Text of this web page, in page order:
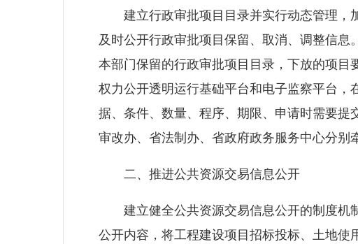
建立行政审批项目目录并实行动态管理，加
及时公开行政审批项目保留、取消、调整信
本部门保留的行政审批项目目录，下放的项
权力公开透明运行基础平台和电子监察平台
据、条件、数量、程序、期限、申请时需要
审改办、省法制办、省政府政务服务中心分别
二、推进公共资源交易信息公开
建立健全公共资源交易信息公开的制度机
公开内容，将工程建设项目招标投标、土地